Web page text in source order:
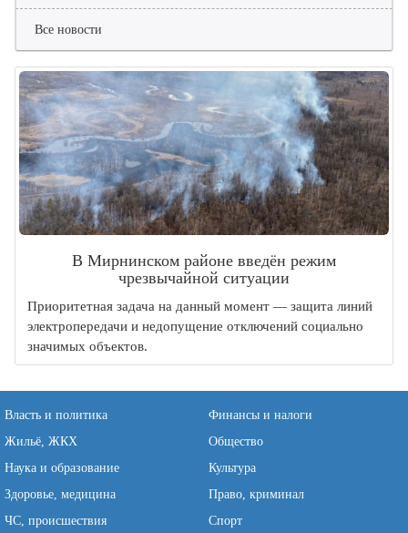
Все новости
В Мирнинском районе введён режим
чрезвычайной ситуации
Приоритетная задача на данный момент — защита линий
электропередачи и недопущение отключений социально
значимых объектов.
Власть и политика
Финансы и налоги
Жильё, ЖКХ
Общество
Наука и образование
Культура
Здоровье, медицина
Право, криминал
ЧС, происшествия
Спорт